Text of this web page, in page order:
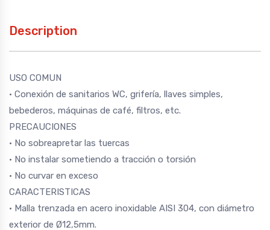
Description
USO COMUN
· Conexión de sanitarios WC, grifería, llaves simples,
bebederos, máquinas de café, filtros, etc.
PRECAUCIONES
· No sobreapretar las tuercas
· No instalar sometiendo a tracción o torsión
· No curvar en exceso
CARACTERISTICAS
· Malla trenzada en acero inoxidable AISI 304, con diámetro
exterior de Ø12,5mm.